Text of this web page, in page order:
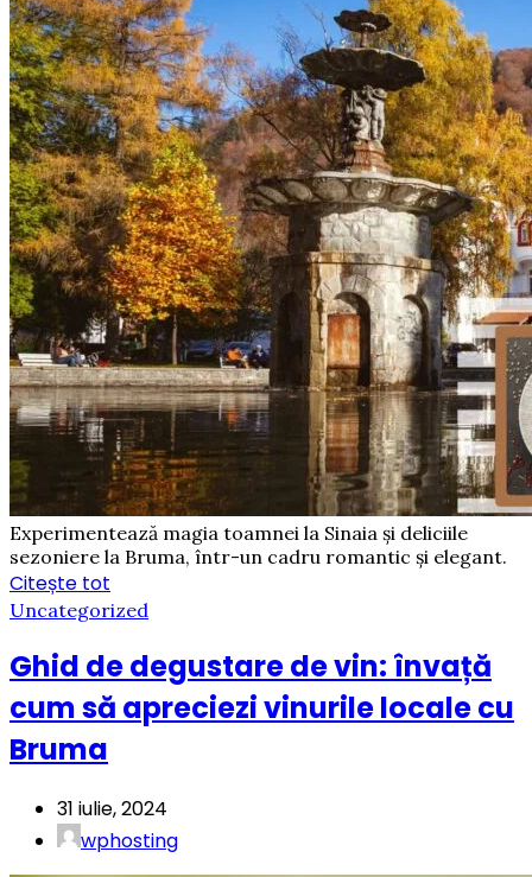
Experimentează magia toamnei la Sinaia și deliciile
sezoniere la Bruma, într-un cadru romantic și elegant.
Citește tot
Uncategorized
Ghid de degustare de vin: învață
cum să apreciezi vinurile locale cu
Bruma
31 iulie, 2024
wphosting